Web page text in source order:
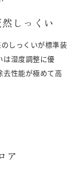
しっくい
しっくいが標準装
は湿度調整に優
去性能が極めて高
ア